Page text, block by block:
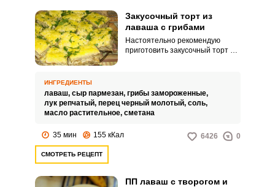
Закусочный торт из
лаваша с грибами
Настоятельно рекомендую
приготовить закусочный торт из
ИНГРЕДИЕНТЫ
лаваш, сыр пармезан, грибы замороженные,
лук репчатый, перец черный молотый, соль,
масло растительное, сметана
35 мин 155 кКал 6426 0
СМОТРЕТЬ РЕЦЕПТ
ПП лаваш с творогом и